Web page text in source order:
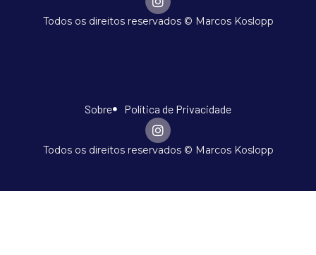
Todos os direitos reservados © Marcos Koslopp
Sobre Política de Privacidade
Todos os direitos reservados © Marcos Koslopp